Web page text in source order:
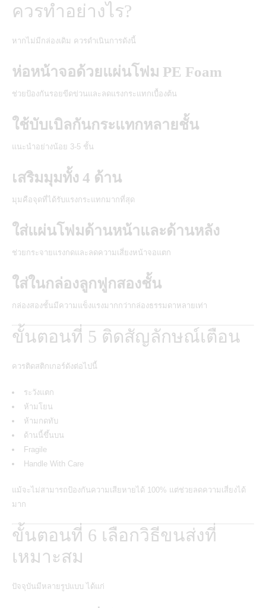
ควรทำอย่างไร?
หากไม่มีกล่องเดิม ควรดำเนินการดังนี้
ห่อหน้าจอด้วยแผ่นโฟม PE Foam
ช่วยป้องกันรอยขีดข่วนและลดแรงกระแทกเบื้องต้น
ใช้บับเบิลกันกระแทกหลายชั้น
แนะนำอย่างน้อย 3-5 ชั้น
เสริมมุมทั้ง 4 ด้าน
มุมคือจุดที่ได้รับแรงกระแทกมากที่สุด
ใส่แผ่นโฟมด้านหน้าและด้านหลัง
ช่วยกระจายแรงกดและลดความเสี่ยงหน้าจอแตก
ใส่ในกล่องลูกฟูกสองชั้น
กล่องสองชั้นมีความแข็งแรงมากกว่ากล่องธรรมดาหลายเท่า
ขั้นตอนที่ 5 ติดสัญลักษณ์เตือน
ควรติดสติกเกอร์ดังต่อไปนี้
ระวังแตก
ห้ามโยน
ห้ามกดทับ
ด้านนี้ขึ้นบน
Fragile
Handle With Care
แม้จะไม่สามารถป้องกันความเสียหายได้ 100% แต่ช่วยลดความเสี่ยงได้
มาก
ขั้นตอนที่ 6 เลือกวิธีขนส่งที่
เหมาะสม
ปัจจุบันมีหลายรูปแบบ ได้แก่